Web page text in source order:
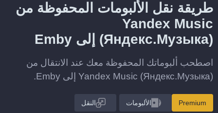
طريقة نقل الألبومات المحفوظة من
Yandex Music
(Яндекс.Музыка) إلى Emby
اصطحب ألبوماتك المحفوظة معك عند الانتقال من
Yandex Music (Яндекс.Музыка) إلى Emby.
Premium الألبومات النقل